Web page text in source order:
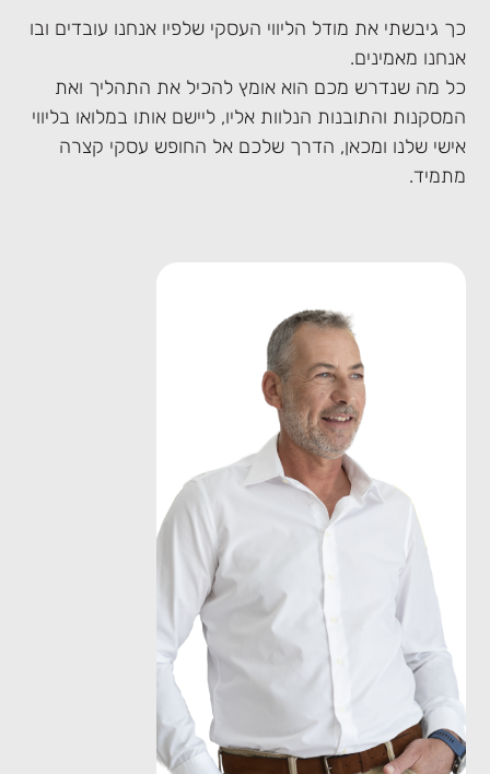
כך גיבשתי את מודל הליווי העסקי שלפיו אנחנו עובדים ובו
אנחנו מאמינים.
כל מה שנדרש מכם הוא אומץ להכיל את התהליך ואת
המסקנות והתובנות הנלוות אליו, ליישם אותו במלואו בליווי
אישי שלנו ומכאן, הדרך שלכם אל החופש עסקי קצרה
מתמיד.